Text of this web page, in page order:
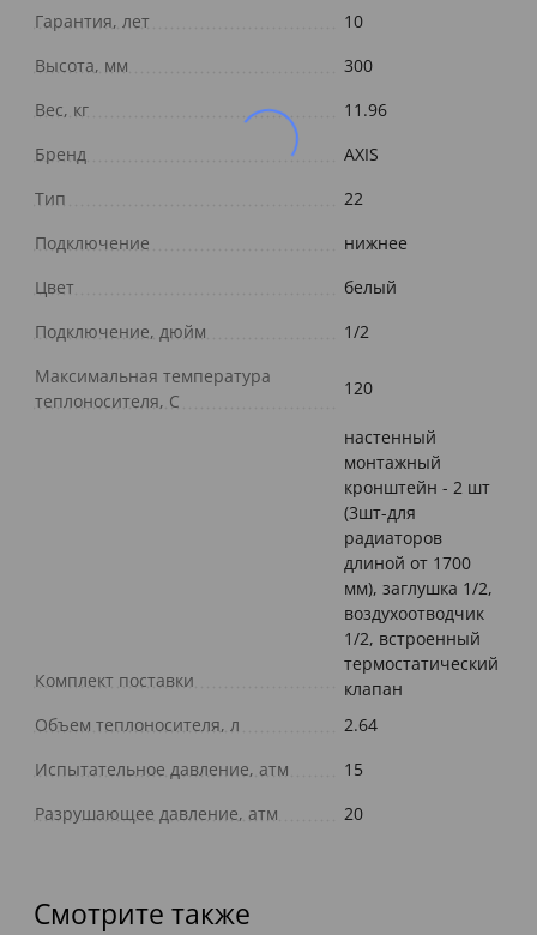
Гарантия, лет
10
Высота, мм
300
Вес, кг
11.96
Бренд
AXIS
Тип
22
Подключение
нижнее
Цвет
белый
Подключение, дюйм
1/2
Максимальная температура
теплоносителя, С
120
Комплект поставки
настенный
монтажный
кронштейн - 2 шт
(3шт-для
радиаторов
длиной от 1700
мм), заглушка 1/2,
воздухоотводчик
1/2, встроенный
термостатический
клапан
Объем теплоносителя, л
2.64
Испытательное давление, атм
15
Разрушающее давление, атм
20
Смотрите также